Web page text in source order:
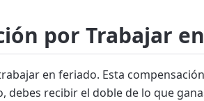
por Trabajar
en feriado. Esta
recibir el doble de lo que